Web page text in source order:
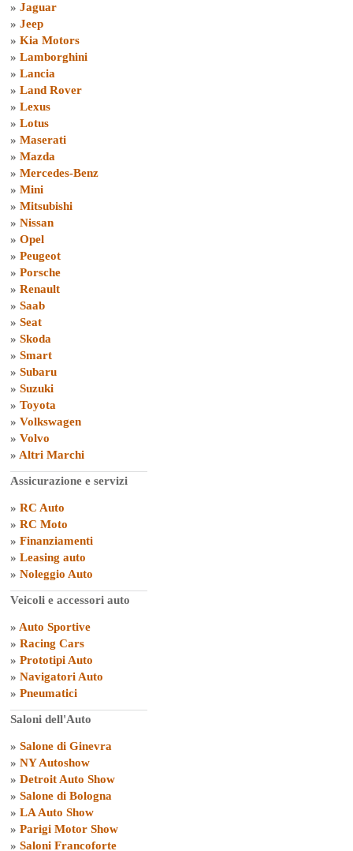
» Jaguar
» Jeep
» Kia Motors
» Lamborghini
» Lancia
» Land Rover
» Lexus
» Lotus
» Maserati
» Mazda
» Mercedes-Benz
» Mini
» Mitsubishi
» Nissan
» Opel
» Peugeot
» Porsche
» Renault
» Saab
» Seat
» Skoda
» Smart
» Subaru
» Suzuki
» Toyota
» Volkswagen
» Volvo
» Altri Marchi
Assicurazione e servizi
» RC Auto
» RC Moto
» Finanziamenti
» Leasing auto
» Noleggio Auto
Veicoli e accessori auto
» Auto Sportive
» Racing Cars
» Prototipi Auto
» Navigatori Auto
» Pneumatici
Saloni dell'Auto
» Salone di Ginevra
» NY Autoshow
» Detroit Auto Show
» Salone di Bologna
» LA Auto Show
» Parigi Motor Show
» Saloni Francoforte